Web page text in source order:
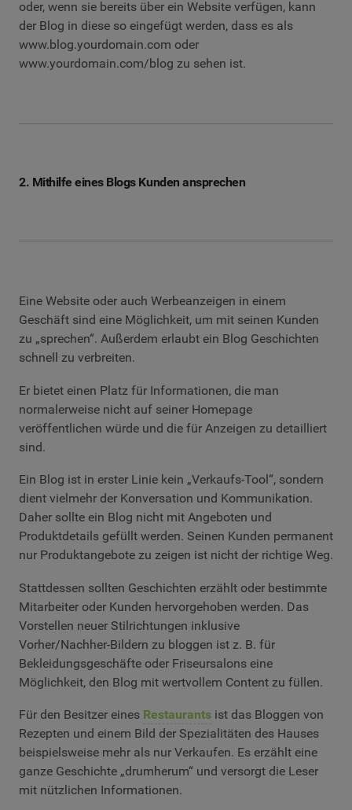
oder, wenn sie bereits über ein Website verfügen, kann
der Blog in diese so eingefügt werden, dass es als
www.blog.yourdomain.com oder
www.yourdomain.com/blog zu sehen ist.
2. Mithilfe eines Blogs Kunden ansprechen
Eine Website oder auch Werbeanzeigen in einem
Geschäft sind eine Möglichkeit, um mit seinen Kunden
zu „sprechen“. Außerdem erlaubt ein Blog Geschichten
schnell zu verbreiten.
Er bietet einen Platz für Informationen, die man
normalerweise nicht auf seiner Homepage
veröffentlichen würde und die für Anzeigen zu detailliert
sind.
Ein Blog ist in erster Linie kein „Verkaufs-Tool“, sondern
dient vielmehr der Konversation und Kommunikation.
Daher sollte ein Blog nicht mit Angeboten und
Produktdetails gefüllt werden. Seinen Kunden permanent
nur Produktangebote zu zeigen ist nicht der richtige Weg.
Stattdessen sollten Geschichten erzählt oder bestimmte
Mitarbeiter oder Kunden hervorgehoben werden. Das
Vorstellen neuer Stilrichtungen inklusive
Vorher/Nachher-Bildern zu bloggen ist z. B. für
Bekleidungsgeschäfte oder Friseursalons eine
Möglichkeit, den Blog mit wertvollem Content zu füllen.
Für den Besitzer eines Restaurants ist das Bloggen von
Rezepten und einem Bild der Spezialitäten des Hauses
beispielsweise mehr als nur Verkaufen. Es erzählt eine
ganze Geschichte „drumherum“ und versorgt die Leser
mit nützlichen Informationen.